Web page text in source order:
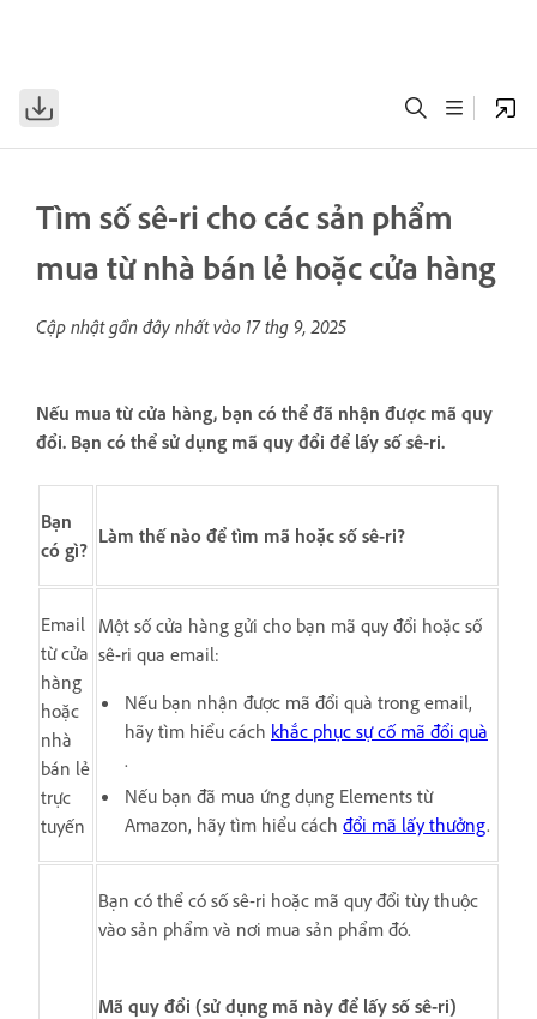
Tìm số sê-ri cho các sản phẩm
mua từ nhà bán lẻ hoặc cửa hàng
Cập nhật gần đây nhất vào 17 thg 9, 2025
Nếu mua từ cửa hàng, bạn có thể đã nhận được mã quy
đổi. Bạn có thể sử dụng mã quy đổi để lấy số sê-ri.
Bạn
có gì?
Làm thế nào để tìm mã hoặc số sê-ri?
Email
từ cửa
hàng
hoặc
nhà
bán lẻ
trực
tuyến
Một số cửa hàng gửi cho bạn mã quy đổi hoặc số
sê-ri qua email:
Nếu bạn nhận được mã đổi quà trong email,
hãy tìm hiểu cách khắc phục sự cố mã đổi quà
.
Nếu bạn đã mua ứng dụng Elements từ
Amazon, hãy tìm hiểu cách đổi mã lấy thưởng.
Bạn có thể có số sê-ri hoặc mã quy đổi tùy thuộc
vào sản phẩm và nơi mua sản phẩm đó.
Mã quy đổi (sử dụng mã này để lấy số sê-ri)